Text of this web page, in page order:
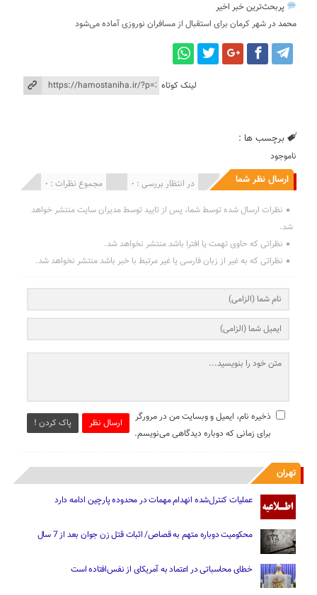
پربحث‌ترین خبر اخیر
محمد درشهر کرمان برای استقبال از مسافران نوروزی آماده می‌شود
لینک کوتاه
برچسب ها :
ناموجود
ارسال نظر شما مجموع نظرات : 0 در انتظار بررسی : 0 انتشار یافته : 0
نظرات ارسال شده توسط شما، پس از تایید توسط مدیران سایت منتشر خواهد
شد.
نظراتی که حاوی تهمت یا افترا باشد منتشر نخواهد شد.
نظراتی که به غیر از زبان فارسی یا غیر مرتبط با خبر باشد منتشر نخواهد شد.
ارسال نظر پاک کردن !
ذخیره نام، ایمیل و وبسایت من در مرورگر
برای زمانی که دوباره دیدگاهی می‌نویسم.
تهران
عملیات کنترل‌شده انهدام مهمات در محدوده پارچین ادامه دارد
محکومیت دوباره متهم به قصاص/ اثبات قتل زن جوان بعد از 7 سال
خطای محاسباتی در اعتماد به آمریکای از نفس‌افتاده است